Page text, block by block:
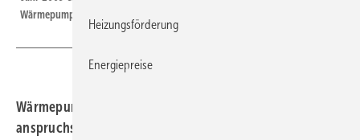
Wärmepumpe.
Wärmepumpen sind nur für Neubauten oder energetisch
anspruchsvoll sanierte Gebäude geeignet – so lautet
Heizungsförderung
Energiepreise